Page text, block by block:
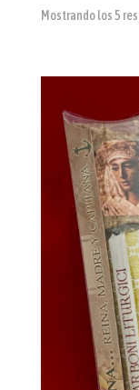
Mostrando los 5